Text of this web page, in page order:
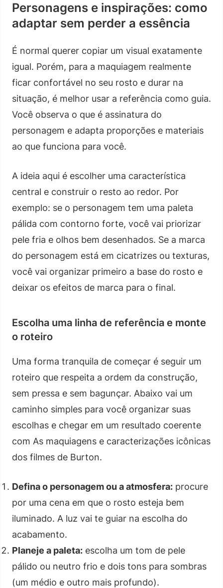
Personagens e inspirações: como
adaptar sem perder a essência
É normal querer copiar um visual exatamente
igual. Porém, para a maquiagem realmente
ficar confortável no seu rosto e durar na
situação, é melhor usar a referência como guia.
Você observa o que é assinatura do
personagem e adapta proporções e materiais
ao que funciona para você.
A ideia aqui é escolher uma característica
central e construir o resto ao redor. Por
exemplo: se o personagem tem uma paleta
pálida com contorno forte, você vai priorizar
pele fria e olhos bem desenhados. Se a marca
do personagem está em cicatrizes ou texturas,
você vai organizar primeiro a base do rosto e
deixar os efeitos de marca para o final.
Escolha uma linha de referência e monte
o roteiro
Uma forma tranquila de começar é seguir um
roteiro que respeita a ordem da construção,
sem pressa e sem bagunçar. Abaixo vai um
caminho simples para você organizar suas
escolhas e chegar em um resultado coerente
com As maquiagens e caracterizações icônicas
dos filmes de Burton.
Defina o personagem ou a atmosfera: procure
por uma cena em que o rosto esteja bem
iluminado. A luz vai te guiar na escolha do
acabamento.
Planeje a paleta: escolha um tom de pele
pálido ou neutro frio e dois tons para sombras
(um médio e outro mais profundo).